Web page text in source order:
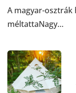
A magyar-
méltattaNagy…